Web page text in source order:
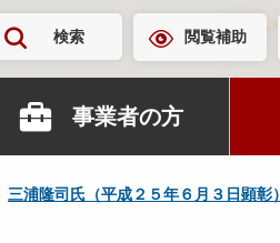
検索 閲覧補助
事業者の方
三浦隆司氏（平成２５年６月３日顕彰）